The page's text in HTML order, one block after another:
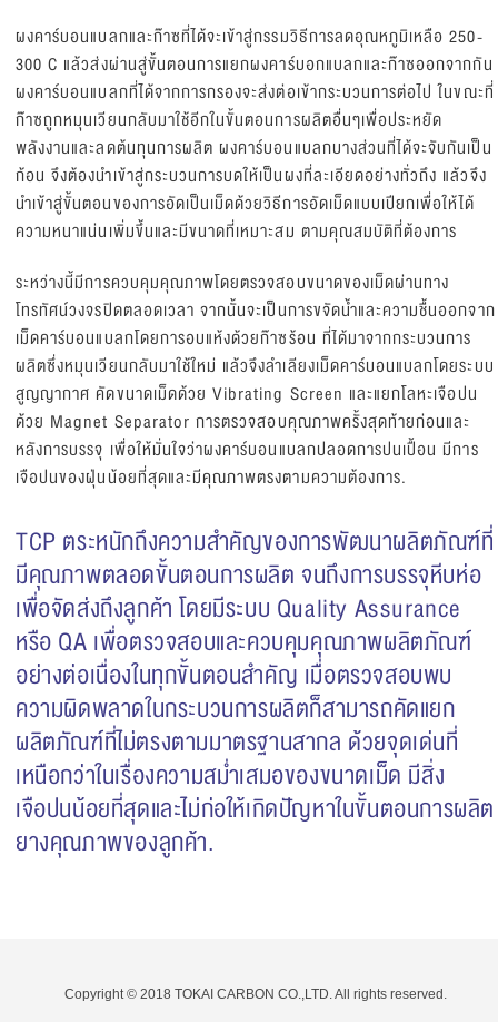
ผงคาร์บอนแบลกและก๊าซที่ได้จะเข้าสู่กรรมวิธีการลดอุณหภูมิเหลือ 250-
300 C แล้วส่งผ่านสู่ขั้นตอนการแยกผงคาร์บอกแบลกและก๊าซออกจากกัน
ผงคาร์บอนแบลกที่ได้จากการกรองจะส่งต่อเข้ากระบวนการต่อไป ในขณะที่
ก๊าซถูกหมุนเวียนกลับมาใช้อีกในขั้นตอนการผลิตอื่นๆเพื่อประหยัด
พลังงานและลดต้นทุนการผลิต ผงคาร์บอนแบลกบางส่วนที่ได้จะจับกันเป็น
ก้อน จึงต้องนำเข้าสู่กระบวนการบดให้เป็นผงที่ละเอียดอย่างทั่วถึง แล้วจึง
นำเข้าสู่ขั้นตอนของการอัดเป็นเม็ดด้วยวิธีการอัดเม็ดแบบเปียกเพื่อให้ได้
ความหนาแน่นเพิ่มขึ้นและมีขนาดที่เหมาะสม ตามคุณสมบัติที่ต้องการ
ระหว่างนี้มีการควบคุมคุณภาพโดยตรวจสอบขนาดของเม็ดผ่านทาง
โทรทัศน์วงจรปิดตลอดเวลา จากนั้นจะเป็นการขจัดน้ำและความชื้นออกจาก
เม็ดคาร์บอนแบลกโดยการอบแห้งด้วยก๊าซร้อน ที่ได้มาจากกระบวนการ
ผลิตซึ่งหมุนเวียนกลับมาใช้ใหม่ แล้วจึงลำเลียงเม็ดคาร์บอนแบลกโดยระบบ
สูญญากาศ คัดขนาดเม็ดด้วย Vibrating Screen และแยกโลหะเจือปน
ด้วย Magnet Separator การตรวจสอบคุณภาพครั้งสุดท้ายก่อนและ
หลังการบรรจุ เพื่อให้มั่นใจว่าผงคาร์บอนแบลกปลอดการปนเปื้อน มีการ
เจือปนของฝุ่นน้อยที่สุดและมีคุณภาพตรงตามความต้องการ.
TCP ตระหนักถึงความสำคัญของการพัฒนาผลิตภัณฑ์ที่
มีคุณภาพตลอดขั้นตอนการผลิต จนถึงการบรรจุหีบห่อ
เพื่อจัดส่งถึงลูกค้า โดยมีระบบ Quality Assurance
หรือ QA เพื่อตรวจสอบและควบคุมคุณภาพผลิตภัณฑ์
อย่างต่อเนื่องในทุกขั้นตอนสำคัญ เมื่อตรวจสอบพบ
ความผิดพลาดในกระบวนการผลิตก็สามารถคัดแยก
ผลิตภัณฑ์ที่ไม่ตรงตามมาตรฐานสากล ด้วยจุดเด่นที่
เหนือกว่าในเรื่องความสม่ำเสมอของขนาดเม็ด มีสิ่ง
เจือปนน้อยที่สุดและไม่ก่อให้เกิดปัญหาในขั้นตอนการผลิต
ยางคุณภาพของลูกค้า.
Copyright © 2018 TOKAI CARBON CO.,LTD. All rights reserved.